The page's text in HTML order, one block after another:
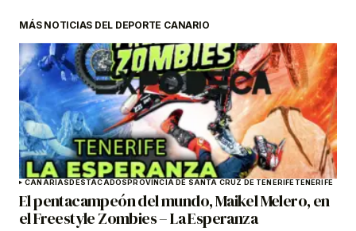
MÁS NOTICIAS DEL DEPORTE CANARIO
CANARIASDESTACADOSPROVINCIA DE SANTA CRUZ DE TENERIFETENERIFE
El pentacampeón del mundo, Maikel Melero, en
el Freestyle Zombies – La Esperanza